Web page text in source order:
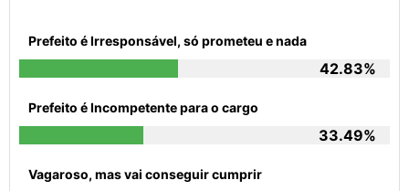
Prefeito é Irresponsável, só prometeu e nada
42.83%
Prefeito é Incompetente para o cargo
33.49%
Vagaroso, mas vai conseguir cumprir